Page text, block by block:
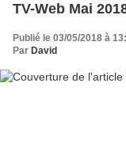
TV-Web Mai
Publié le 03/05/2018 à
Par David